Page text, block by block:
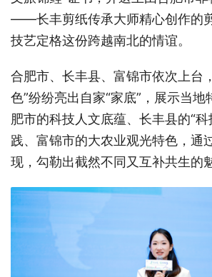
——长丰剪纸传承大师精心创作的
技艺定格这份跨越南北的情谊。
合肥市、长丰县、富锦市依次上台
色”纷纷亮出自家“家底”，展示当
肥市的科技人文底蕴、长丰县的“
践、富锦市的大农业观光特色，通
现，勾勒出截然不同又互补共生的